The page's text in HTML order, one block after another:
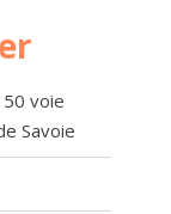
voie
Savoie